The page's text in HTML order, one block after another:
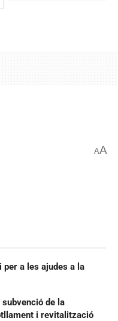
AA
per a les ajudes a la
subvenció de la
i revitalització